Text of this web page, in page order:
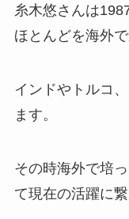
糸木悠さんは
ほとんどを海外
インドやトルコ
ます。
その時海外で培
て現在の活躍に